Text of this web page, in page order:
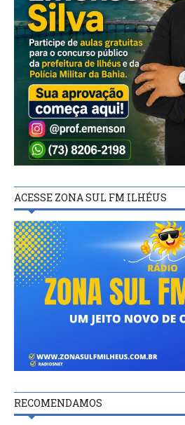
ACESSE ZONA SUL FM ILHÉUS
RECOMENDAMOS